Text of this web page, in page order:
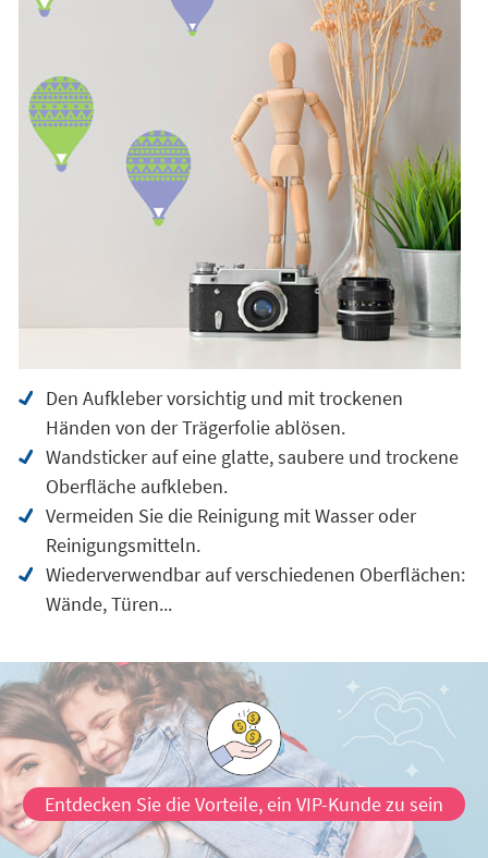
Den Aufkleber vorsichtig und mit trockenen
Händen von der Trägerfolie ablösen.
Wandsticker auf eine glatte, saubere und trockene
Oberfläche aufkleben.
Vermeiden Sie die Reinigung mit Wasser oder
Reinigungsmitteln.
Wiederverwendbar auf verschiedenen Oberflächen:
Wände, Türen...
Entdecken Sie die Vorteile, ein VIP-Kunde zu sein